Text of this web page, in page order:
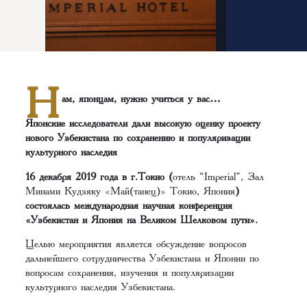
Н ам, японцам, нужно учиться у вас…
Японские исследователи дали высокую оценку проекту
нового Узбекистана по сохранению и популяризации
культурного наследия
16 декабря 2019 года в г.Токио (отель “Imperial”, Зал
Минами Кудзяку «Май(танец)» Токио, Япония)
состоялась международная научная конференция
«Узбекистан и Япония на Великом Шелковом пути».
Целью мероприятия является обсуждение вопросов
дальнейшего сотрудничества Узбекистана и Японии по
вопросам сохранения, изучения и популяризации
культурного наследия Узбекистана.